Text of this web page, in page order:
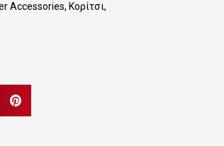
Accessories, Κορίτσι,